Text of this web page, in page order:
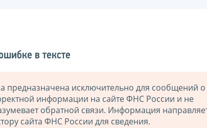
в тексте
предназначена исключительно для сообщений о
информации на сайте ФНС России и не
обратной связи. Информация
сайта ФНС России для сведения.